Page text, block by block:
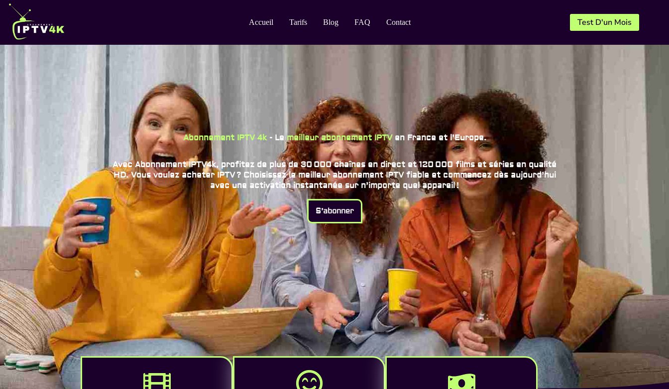
principal
Accueil
Tarifs Blog FAQ Contact Test D'un Mois
Abonnement IPTV 4k- Lemeilleur abonnement IPTVen France et l'Europe.
Avec Abonnement IPTV4k, profitez de plus de 30 000 chaînes en direct et 120 000 films et séries en qualité
HD. Vous voulez acheter IPTV ? Choisissez lemeilleur abonnement IPTVfiable et commencez dès aujourd’hui
avec une activation instantanée sur n’importe quel appareil !
S’abonner